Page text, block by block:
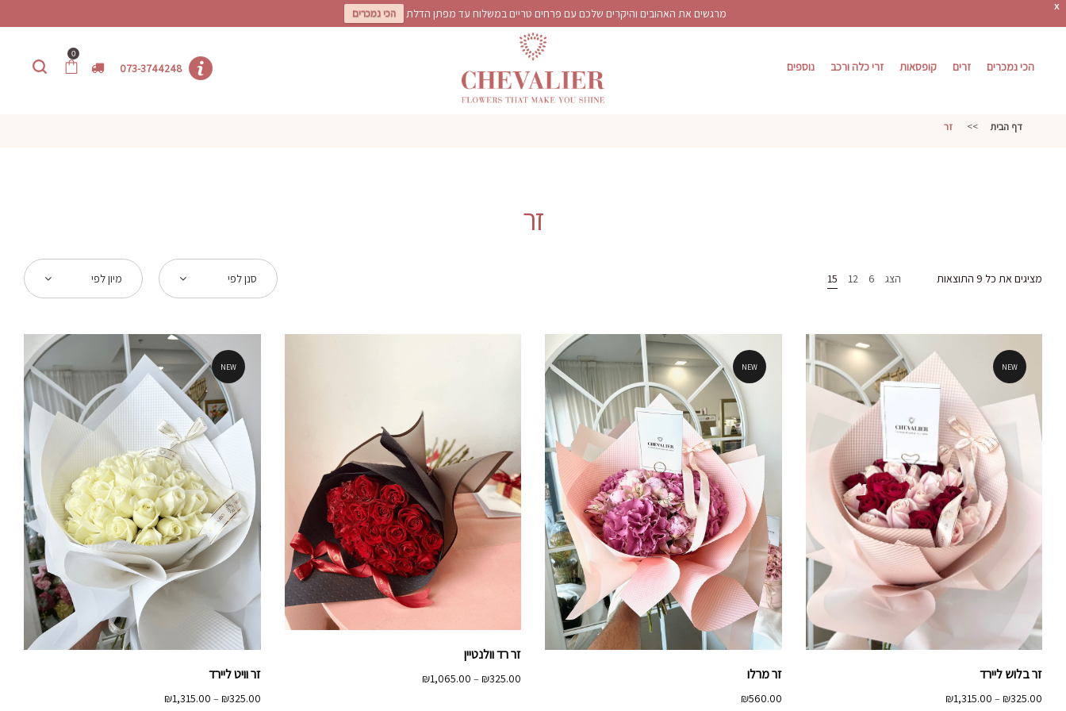
X מרגשים את האהובים והיקרים שלכם עם פרחים טריים במשלוח עד מפתן הדלת הכי נמכרים
נוספים זרי כלה ורכב קופסאות זרים הכי נמכרים 073-3744248
0
דף הבית >> זר
זר
מציגים את כל ⁦9⁩ התוצאות הצג 6
12
15 סנן לפי מיון לפי
NEW
זר בלוש ליירד
₪325.00
–
₪1,315.00
NEW
זר מרלו
₪560.00
זר רד וולנטיין
₪325.00
–
₪1,065.00
NEW
זר וויט ליירד
₪325.00
–
₪1,315.00